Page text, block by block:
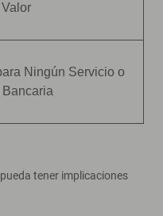
Ningún Servicio o
tener implicaciones